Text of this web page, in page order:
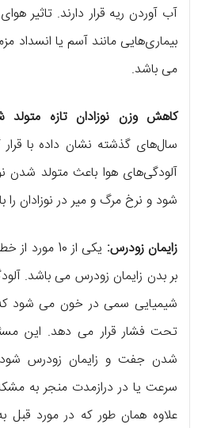
آب آوردن ریه قرار دارند. تاثیر
بیماری‌هایی مانند آسم یا انسداد
می باشد.
کاهش وزن نوزادان تازه متولد
سال‌های گذشته نشان داده با قرار
آلودگی‌های هوا باعث متولد شدن
شود و نرخ مرگ و میر در نوزادان را
زایمان زودرس:
یکی از 10
بر بدن زایمان زودرس می باشد.
شیمیایی سمی در خون می شود که
تحت فشار قرار می دهد. این
شدن جفت و زایمان زودرس
سرعت یا در درازمدت منجر به
علاوه همان طور که در مورد قبل